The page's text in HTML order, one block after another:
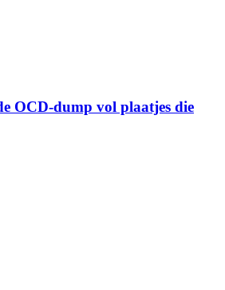
OCD-dump vol plaatjes die